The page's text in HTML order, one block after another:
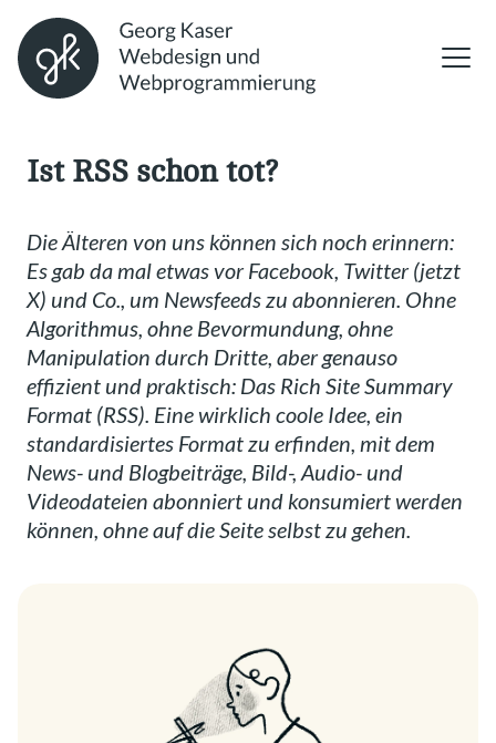
Ist RSS schon tot?
Die Älteren von uns können sich noch erinnern:
Es gab da mal etwas vor Facebook, Twitter (jetzt
X) und Co., um Newsfeeds zu abonnieren. Ohne
Algorithmus, ohne Bevormundung, ohne
Manipulation durch Dritte, aber genauso
effizient und praktisch: Das Rich Site Summary
Format (RSS). Eine wirklich coole Idee, ein
standardisiertes Format zu erfinden, mit dem
News- und Blogbeiträge, Bild-, Audio- und
Videodateien abonniert und konsumiert werden
können, ohne auf die Seite selbst zu gehen.